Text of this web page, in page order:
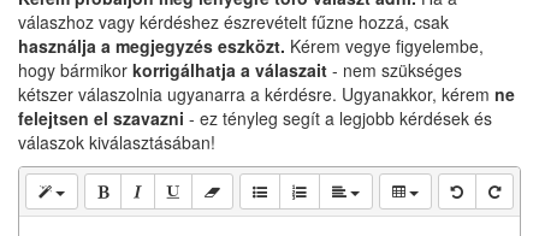
válaszhoz vagy kérdéshez észrevételt fűzne hozzá, csak
használja a megjegyzés eszközt. Kérem vegye figyelembe,
hogy bármikor korrigálhatja a válaszait - nem szükséges
kétszer válaszolnia ugyanarra a kérdésre. Ugyanakkor, kérem ne
felejtsen el szavazni - ez tényleg segít a legjobb kérdések és
válaszok kiválasztásában!